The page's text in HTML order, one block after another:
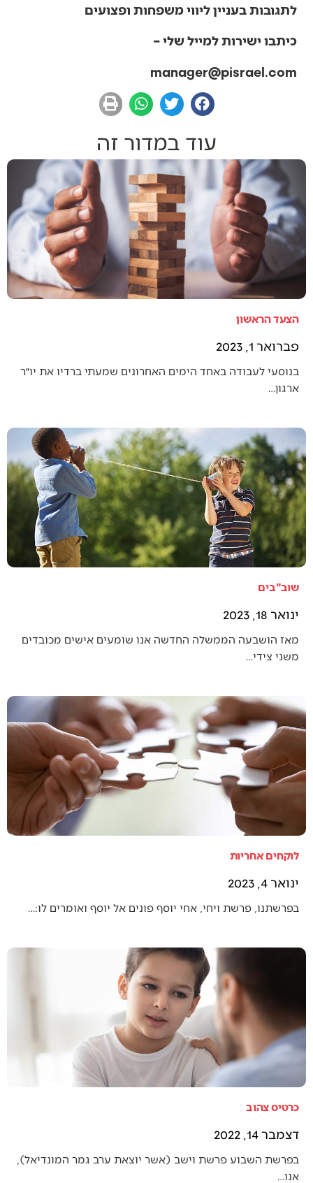
לתגובות בעניין ליווי משפחות ופצועים
כיתבו ישירות למייל שלי –
manager@pisrael.com
עוד במדור זה
הצעד הראשון
פברואר 1, 2023
בנוסעי לעבודה באחד הימים האחרונים שמעתי ברדיו את יו״ר
ארגון…
שוב"בים
ינואר 18, 2023
מאז הושבעה הממשלה החדשה אנו שומעים אישים מכובדים
משני צידי…
לוקחים אחריות
ינואר 4, 2023
בפרשתנו, פרשת ויחי, אחי יוסף פונים אל יוסף ואומרים לו:…
כרטיס צהוב
דצמבר 14, 2022
בפרשת השבוע פרשת וישב (אשר יוצאת ערב גמר המונדיאל),
אנו…